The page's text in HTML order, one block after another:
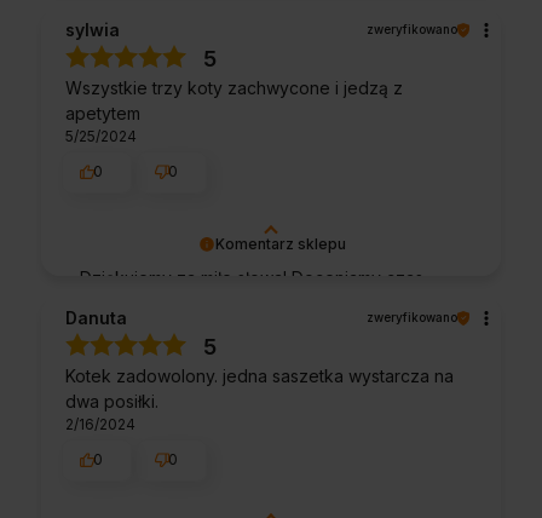
klientów takich jak Ty i jesteśmy zadowoleni,
że nam się udało. Mamy nadzieję, że do nas
wrócisz :) Pozdrawiamy
Komentarz sklepu
Dziękujemy za miłe słowa! Doceniamy czas
doświadczeniem. Jesteśmy szczęśliwi, że
mamy takich klientów. Z pozdrowieniami,
obsługa sklepu.
sylwia zweryfikowano
5
Wszystkie trzy koty zachwycone i jedzą z
apetytem
5/25/2024
0
0
Danuta zweryfikowano
5
Kotek zadowolony. jedna saszetka wystarcza na
dwa posiłki.
2/16/2024
0
0